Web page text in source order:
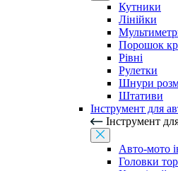
Кутники
Лінійки
Порошок
Рівні
Рулетки
Шнури
Штативи
Інструмент для
Інструмент
Авто-мото
Головки